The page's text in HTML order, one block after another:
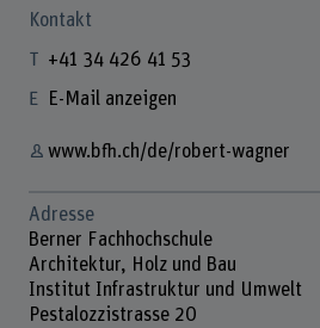
Kontakt
+41 34 426 41 53
E-Mail anzeigen
www.bfh.ch/de/robert-wagner
Adresse
Berner Fachhochschule
Architektur, Holz und Bau
Institut Infrastruktur und Umwelt
Pestalozzistrasse 20